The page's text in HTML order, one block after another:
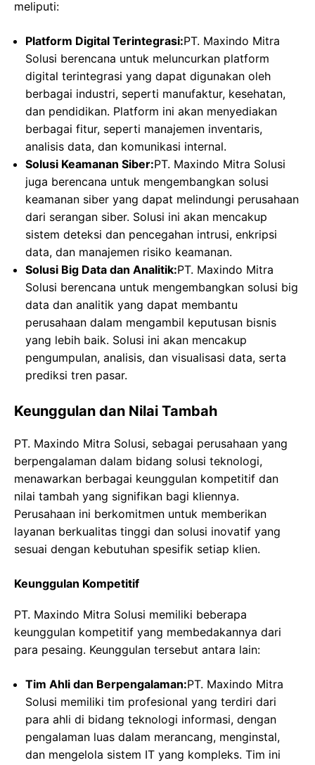
meliputi:
Platform Digital Terintegrasi:PT. Maxindo Mitra
Solusi berencana untuk meluncurkan platform
digital terintegrasi yang dapat digunakan oleh
berbagai industri, seperti manufaktur, kesehatan,
dan pendidikan. Platform ini akan menyediakan
berbagai fitur, seperti manajemen inventaris,
analisis data, dan komunikasi internal.
Solusi Keamanan Siber:PT. Maxindo Mitra Solusi
juga berencana untuk mengembangkan solusi
keamanan siber yang dapat melindungi perusahaan
dari serangan siber. Solusi ini akan mencakup
sistem deteksi dan pencegahan intrusi, enkripsi
data, dan manajemen risiko keamanan.
Solusi Big Data dan Analitik:PT. Maxindo Mitra
Solusi berencana untuk mengembangkan solusi big
data dan analitik yang dapat membantu
perusahaan dalam mengambil keputusan bisnis
yang lebih baik. Solusi ini akan mencakup
pengumpulan, analisis, dan visualisasi data, serta
prediksi tren pasar.
Keunggulan dan Nilai Tambah
PT. Maxindo Mitra Solusi, sebagai perusahaan yang
berpengalaman dalam bidang solusi teknologi,
menawarkan berbagai keunggulan kompetitif dan
nilai tambah yang signifikan bagi kliennya.
Perusahaan ini berkomitmen untuk memberikan
layanan berkualitas tinggi dan solusi inovatif yang
sesuai dengan kebutuhan spesifik setiap klien.
Keunggulan Kompetitif
PT. Maxindo Mitra Solusi memiliki beberapa
keunggulan kompetitif yang membedakannya dari
para pesaing. Keunggulan tersebut antara lain:
Tim Ahli dan Berpengalaman:PT. Maxindo Mitra
Solusi memiliki tim profesional yang terdiri dari
para ahli di bidang teknologi informasi, dengan
pengalaman luas dalam merancang, menginstal,
dan mengelola sistem IT yang kompleks. Tim ini